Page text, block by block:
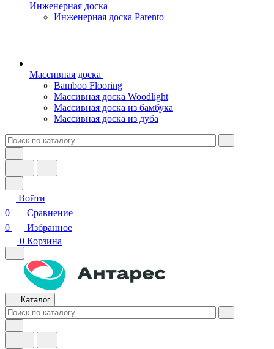
Инженерная доска
Инженерная доска Parento
Массивная доска
Bamboo Flooring
Массивная доска Woodlight
Массивная доска из бамбука
Массивная доска из дуба
Войти
0
Сравнение
0
Избранное
0 Корзина
Каталог